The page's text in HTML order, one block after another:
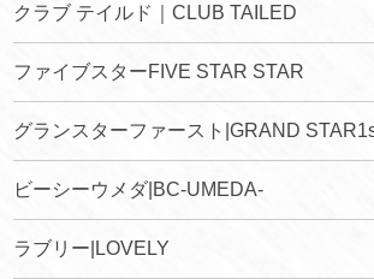
クラブ テイルド｜CLUB TAILED
ファイブスターFIVE STAR STAR
グランスターファースト|GRAND
ビーシーウメダ|BC-UMEDA-
ラブリー|LOVELY